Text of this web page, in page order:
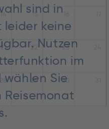
sind in
leider keine
Nutzen
im
wählen Sie
14 15
21 22 23
28 29 30